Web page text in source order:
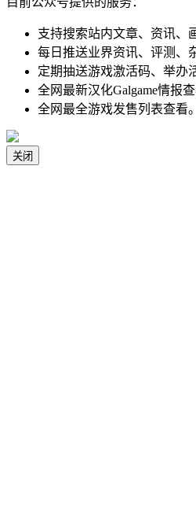
支持搜索站内文章、资讯、
每日推送业界资讯、评测、
定期抽送游戏激活码、举办
全网最新汉化Galgame情报查
全网最全游戏发售列表查看。
关闭